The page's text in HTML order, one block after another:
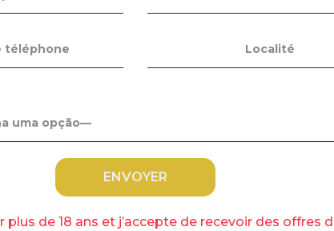
le 1
verte standard en trois jours en
jusqu’à 2 kilos, le prix passe de
: il faudra débourser 1,79 euro, au
grammes. Les tarifs des lettres
: pour une lettre classique faisant
2023 à 4,79 euros en 2024. Par
va également augmenter, mais
passe de 2,95 euros en 2023, à 2,99
plus de 18 ans et j’accepte de recevoir des offres